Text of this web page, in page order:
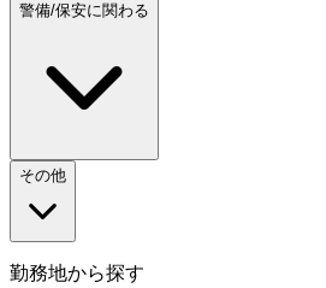
警備/保安に関わる
その他
勤務地から探す